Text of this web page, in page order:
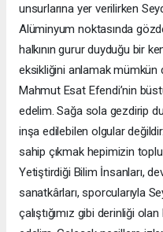
unsurlarına yer verilirken
Alüminyum noktasında
halkının gurur duyduğu bir
eksikliğini anlamak mümkün
Mahmut Esat Efendi’nin
edelim. Sağa sola gezdirip
inşa edilebilen olgular
sahip çıkmak hepimizin
Yetiştirdiği Bilim İnsanları,
sanatkârları, sporcularıyla
çalıştığımız gibi derinliği